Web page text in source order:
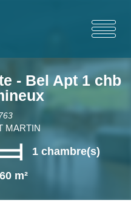
- Bel Apt 1 chb
MARTIN
1 chambre(s)
60 m²